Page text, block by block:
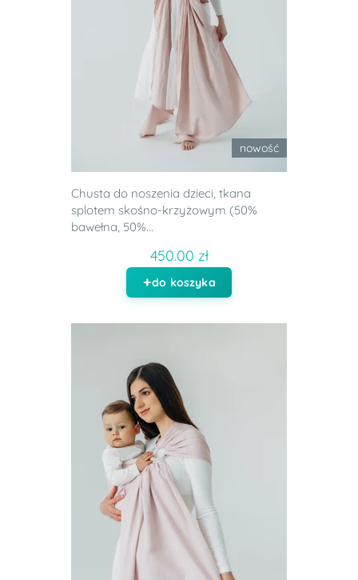
nowość
Chusta do noszenia dzieci, tkana
splotem skośno-krzyżowym (50%
bawełna, 50%...
450.00 zł
do koszyka